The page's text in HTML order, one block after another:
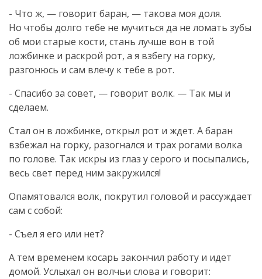
- Что ж, — говорит баран, — такова моя доля.
Но чтобы долго тебе не мучиться да не ломать зубы
об мои старые кости, стань лучше вон в той
ложбинке и раскрой рот, а я взбегу на горку,
разгонюсь и сам влечу к тебе в рот.
- Спасибо за совет, — говорит волк. — Так мы и
сделаем.
Стал он в ложбинке, открыл рот и ждет. А баран
взбежал на горку, разогнался и трах рогами волка
по голове. Так искры из глаз у серого и посыпались,
весь свет перед ним закружился!
Опамятовался волк, покрутил головой и рассуждает
сам с собой:
- Съел я его или нет?
А тем временем косарь закончил работу и идет
домой. Услыхал он волчьи слова и говорит: